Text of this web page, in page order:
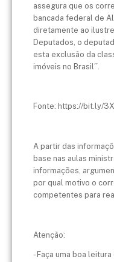
assegura que os
bancada federal de
diretamente ao
Deputados, o
esta exclusão da
imóveis no Brasil´´.
Fonte: https://bit.ly/
A partir das
base nas aulas
informações,
por qual motivo o
competentes para
Atenção:
- Faça uma boa leitura